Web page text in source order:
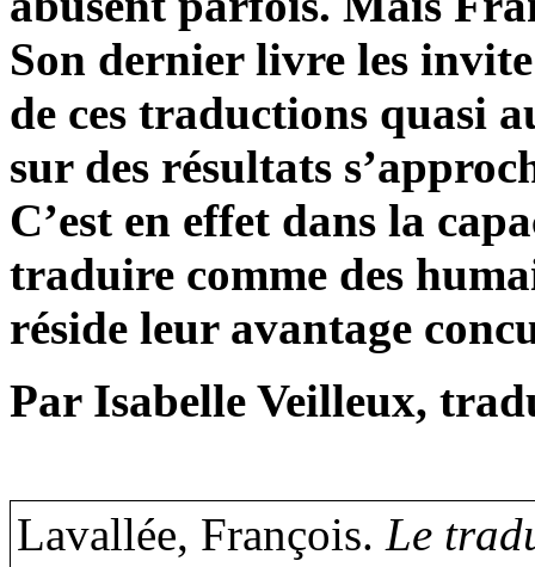
Son dernier livre les
de ces traductions quasi
sur des résultats
C’est en effet dans la
traduire comme des
réside leur avantage
Par Isabelle Veilleux,
Lavallée, François. Le